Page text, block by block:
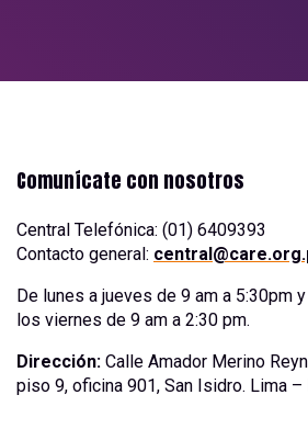
Comunícate con nosotros
Central Telefónica: (01) 6409393
Contacto general:
De lunes a jueves de 9 am a 5:30pm y
los viernes de 9 am a 2:30 pm.
Dirección: Calle Amador Merino
piso 9, oficina 901, San Isidro. Lima –